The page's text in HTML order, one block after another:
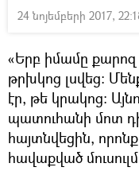
24 նոյեմբերի 2017,
«Երբ իմամը քարոզ
թրխկոց լսվեց։
էր, թե կրակոց։
պատուհանի մոտ
հայտնվեցին,
հավաքված